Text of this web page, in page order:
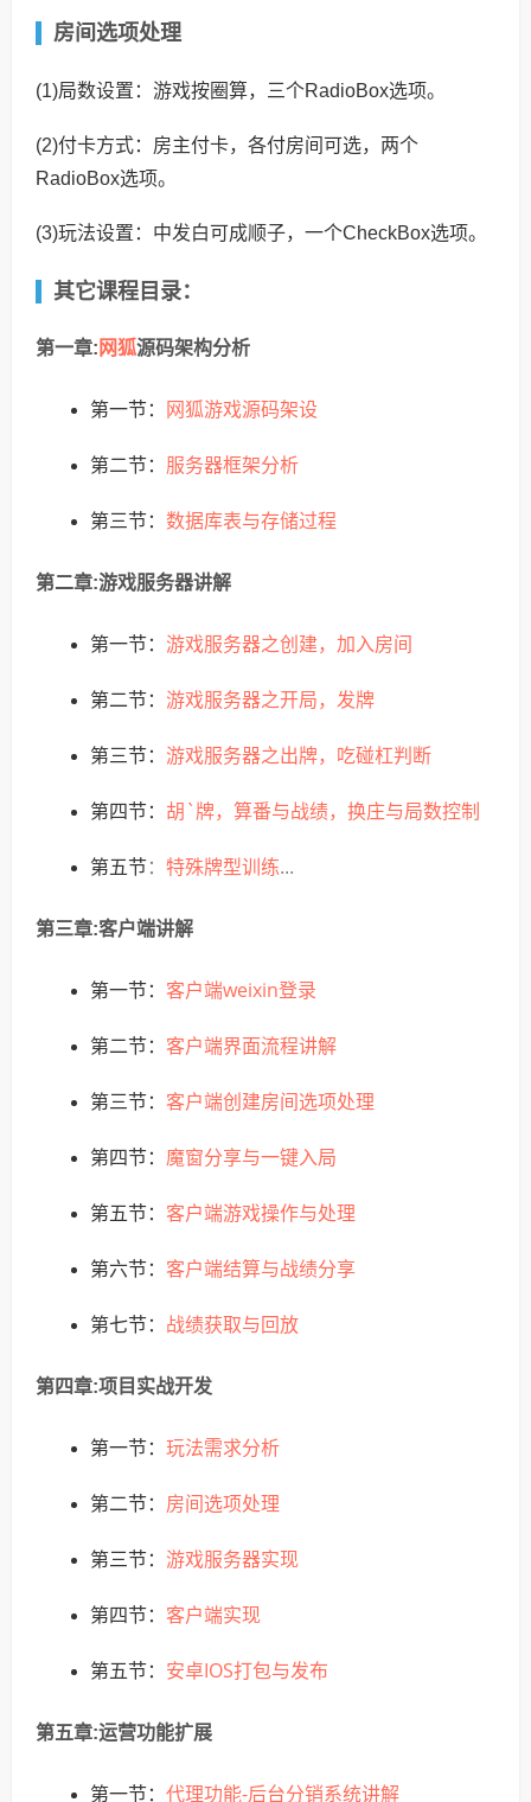
房间选项处理
(1)局数设置：游戏按圈算，三个RadioBox选项。
(2)付卡方式：房主付卡，各付房间可选，两个
RadioBox选项。
(3)玩法设置：中发白可成顺子，一个CheckBox选项。
其它课程目录：
第一章:网狐源码架构分析
第一节： 网狐游戏源码架设
第二节： 服务器框架分析
第三节： 数据库表与存储过程
第二章:游戏服务器讲解
第一节： 游戏服务器之创建，加入房间
第二节： 游戏服务器之开局，发牌
第三节： 游戏服务器之出牌，吃碰杠判断
第四节： 胡`牌，算番与战绩，换庄与局数控制
第五节： 特殊牌型训练...
第三章:客户端讲解
第一节： 客户端weixin登录
第二节： 客户端界面流程讲解
第三节： 客户端创建房间选项处理
第四节： 魔窗分享与一键入局
第五节： 客户端游戏操作与处理
第六节： 客户端结算与战绩分享
第七节： 战绩获取与回放
第四章:项目实战开发
第一节： 玩法需求分析
第二节： 房间选项处理
第三节： 游戏服务器实现
第四节： 客户端实现
第五节： 安卓IOS打包与发布
第五章:运营功能扩展
第一节： 代理功能-后台分销系统讲解